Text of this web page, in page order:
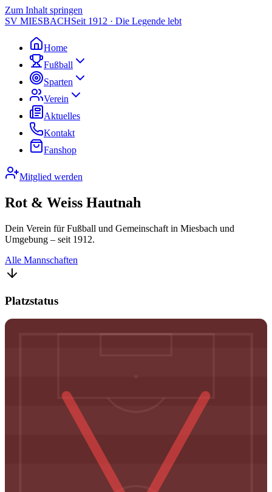
Zum Inhalt springen
SV MIESBACHSeit 1912 · Die Legende lebt
Home
Fußball
Sparten
Verein
Aktuelles
Kontakt
Fanshop
Mitglied werden
Rot & Weiss Hautnah
Dein Verein für Fußball und Gemeinschaft in Miesbach und
Umgebung – seit 1912.
Alle Mannschaften
Platzstatus